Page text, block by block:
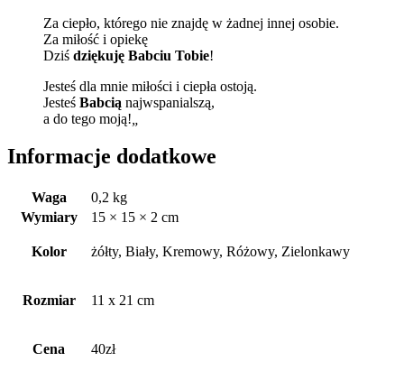
Za ciepło, którego nie znajdę w żadnej innej osobie.
Za miłość i opiekę
Dziś dziękuję Babciu Tobie!
Jesteś dla mnie miłości i ciepła ostoją.
Jesteś Babcią najwspanialszą,
a do tego moją!
Informacje dodatkowe
Waga
0,2 kg
Wymiary
15 × 15 × 2 cm
Kolor żółty, Biały, Kremowy, Różowy, Zielonkawy
Rozmiar 11 x 21 cm
Cena 40zł